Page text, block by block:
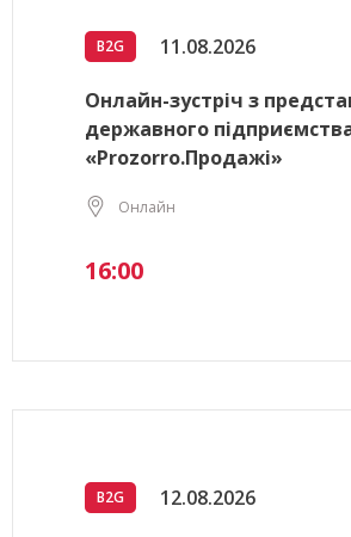
B2G 11.08.2026
Онлайн-зустріч з
державного
«Prozorro.Продажі»
Онлайн
16:00
B2G 12.08.2026